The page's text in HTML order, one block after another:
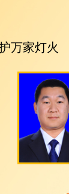
万家灯火